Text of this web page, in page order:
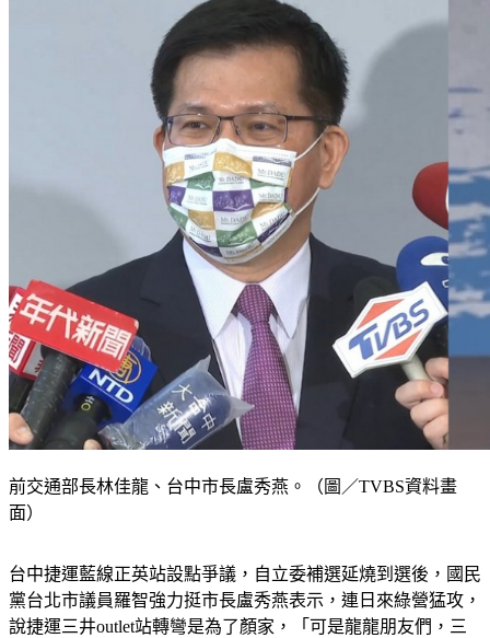
前交通部長林佳龍、台中市長盧秀燕。（圖／TVBS資料畫
面）
台中捷運藍線正英站設點爭議，自立委補選延燒到選後，國民
黨台北市議員羅智強力挺市長盧秀燕表示，連日來綠營猛攻，
說捷運三井outlet站轉彎是為了顏家，「可是龍龍朋友們，三